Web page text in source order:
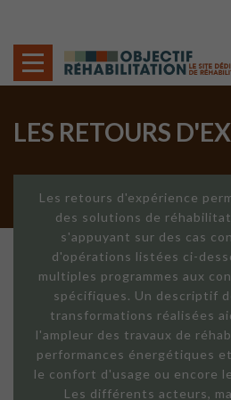
LES RETOURS
Les retours d'expérience
des solutions de
s'appuyant sur des cas
d'opérations listées ci-
multiples programmes aux
spécifiques. Un descriptif
transformations réalisées
l'ampleur des travaux de
performances énergétiques
le confort d'usage ou encore
Les différents acteurs,